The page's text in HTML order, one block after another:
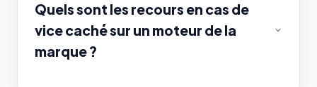
Quels sont les recours en cas de
vice caché sur un moteur de la
marque ?